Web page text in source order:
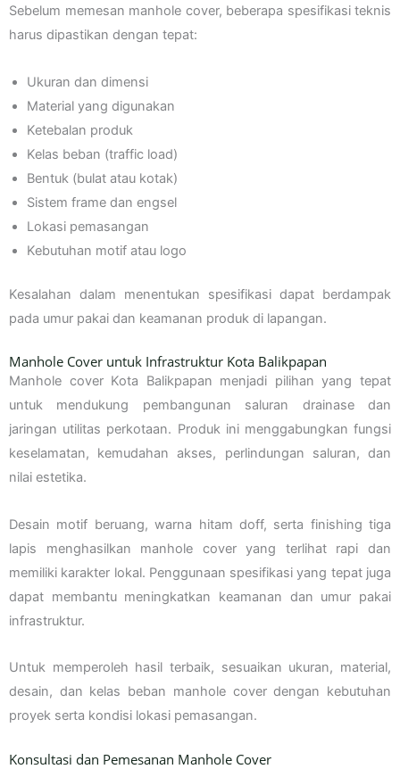
Sebelum memesan manhole cover, beberapa spesifikasi teknis
harus dipastikan dengan tepat:
Ukuran dan dimensi
Material yang digunakan
Ketebalan produk
Kelas beban (traffic load)
Bentuk (bulat atau kotak)
Sistem frame dan engsel
Lokasi pemasangan
Kebutuhan motif atau logo
Kesalahan dalam menentukan spesifikasi dapat berdampak
pada umur pakai dan keamanan produk di lapangan.
Manhole Cover untuk Infrastruktur Kota Balikpapan
Manhole cover Kota Balikpapan menjadi pilihan yang tepat
untuk mendukung pembangunan saluran drainase dan
jaringan utilitas perkotaan. Produk ini menggabungkan fungsi
keselamatan, kemudahan akses, perlindungan saluran, dan
nilai estetika.
Desain motif beruang, warna hitam doff, serta finishing tiga
lapis menghasilkan manhole cover yang terlihat rapi dan
memiliki karakter lokal. Penggunaan spesifikasi yang tepat juga
dapat membantu meningkatkan keamanan dan umur pakai
infrastruktur.
Untuk memperoleh hasil terbaik, sesuaikan ukuran, material,
desain, dan kelas beban manhole cover dengan kebutuhan
proyek serta kondisi lokasi pemasangan.
Konsultasi dan Pemesanan Manhole Cover